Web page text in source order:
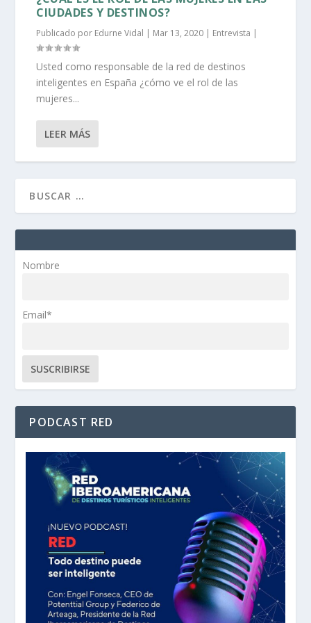
CIUDADES Y DESTINOS?
Publicado por Edurne Vidal | Mar 13, 2020 | Entrevista |
Usted como responsable de la red de destinos
inteligentes en España ¿cómo ve el rol de las
mujeres...
LEER MÁS
Nombre
Email*
PODCAST RED